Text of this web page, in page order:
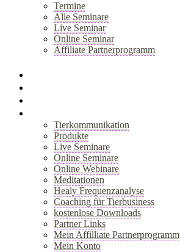
Termine
Alle Seminare
Live Seminar
Online Seminar
Affiliate Partnerprogramm
Tierkommunikation
Produkte
Live Seminare
Online Seminare
Online Webinare
Meditationen
Healy Frequenzanalyse
Coaching für Tierbusiness
kostenlose Downloads
Partner Links
Mein Affilliate Partnerprogramm
Mein Konto